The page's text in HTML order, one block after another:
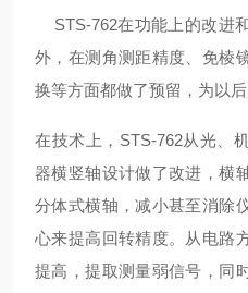
STS-762在功能上的改进
外，在测角测距精度、免棱
换等方面都做了预留，为以后
在技术上， STS-762从光、
器横竖轴设计做了改进，横
分体式横轴，减小甚至消除
心来提高回转精度。从电路
提高，提取测量弱信号，同